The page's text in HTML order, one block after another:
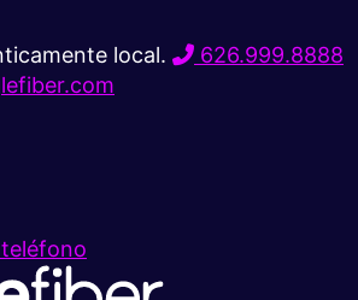
local.
626.999.8888